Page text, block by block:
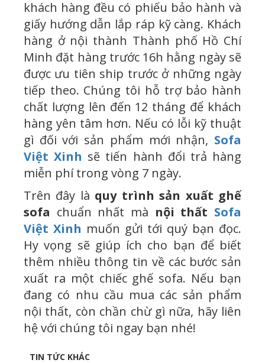
khách hàng đều có phiếu bảo hành và
giấy hướng dẫn lắp ráp kỹ càng. Khách
hàng ở nội thành Thành phố Hồ Chí
Minh đặt hàng trước 16h hằng ngày sẽ
được ưu tiên ship trước ở những ngày
tiếp theo. Chúng tôi hỗ trợ bảo hành
chất lượng lên đến 12 tháng để khách
hàng yên tâm hơn. Nếu có lỗi kỹ thuật
gì đối với sản phẩm mới nhận, Sofa
Việt Xinh sẽ tiến hành đổi trả hàng
miễn phí trong vòng 7 ngày.
Trên đây là quy trình sản xuất ghế
sofa chuẩn nhất mà nội thất Sofa
Việt Xinh muốn gửi tới quý bạn đọc.
Hy vọng sẽ giúp ích cho bạn để biết
thêm nhiều thông tin về các bước sản
xuất ra một chiếc ghế sofa. Nếu bạn
đang có nhu cầu mua các sản phẩm
nội thất, còn chần chừ gì nữa, hãy liên
hệ với chúng tôi ngay bạn nhé!
TIN TỨC KHÁC